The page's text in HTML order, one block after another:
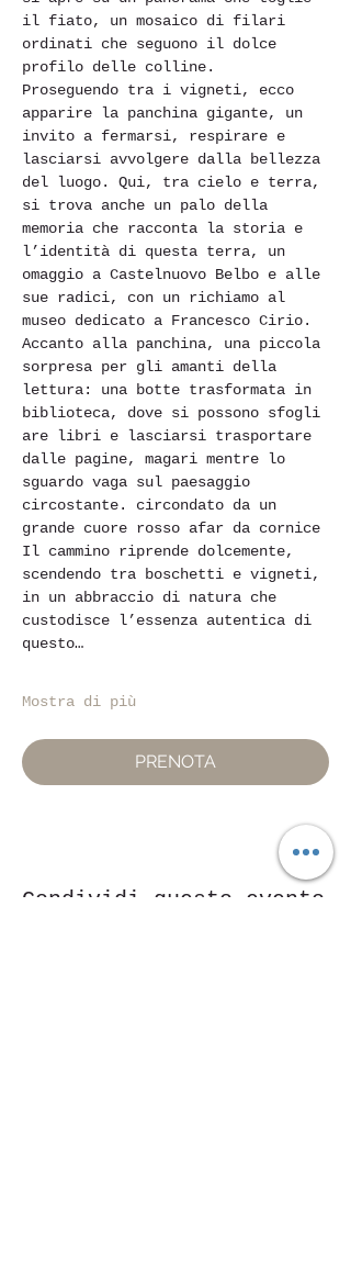
il fiato, un mosaico di filari
ordinati che seguono il dolce
profilo delle colline.
Proseguendo tra i vigneti, ecco
apparire la panchina gigante, un
invito a fermarsi, respirare e
lasciarsi avvolgere dalla bellezza
del luogo. Qui, tra cielo e terra,
si trova anche un palo della
memoria che racconta la storia e
l’identità di questa terra, un
omaggio a Castelnuovo Belbo e alle
sue radici, con un richiamo al
museo dedicato a Francesco Cirio.
Accanto alla panchina, una piccola
sorpresa per gli amanti della
lettura: una botte trasformata in
biblioteca, dove si possono sfogli
are libri e lasciarsi trasportare
dalle pagine, magari mentre lo
sguardo vaga sul paesaggio
circostante. circondato da un
grande cuore rosso afar da cornice
Il cammino riprende dolcemente,
scendendo tra boschetti e vigneti,
in un abbraccio di natura che
custodisce l’essenza autentica di
questo…
Mostra di più
PRENOTA
Condividi questo evento